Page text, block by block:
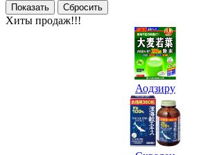
Хиты продаж!!!
Аодзиру